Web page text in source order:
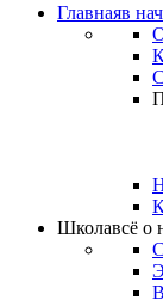
Главнаяв
Школавсё о